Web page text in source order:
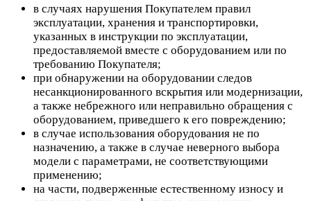
в случаях нарушения Покупателем правил
эксплуатации, хранения и транспортировки,
указанных в инструкции по эксплуатации,
предоставляемой вместе с оборудованием или по
требованию Покупателя;
при обнаружении на оборудовании следов
несанкционированного вскрытия или модернизации,
а также небрежного или неправильно обращения с
оборудованием, приведшего к его повреждению;
в случае использования оборудования не по
назначению, а также в случае неверного выбора
модели с параметрами, не соответствующими
применению;
на части, подверженные естественному износу и